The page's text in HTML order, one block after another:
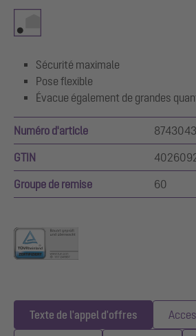
Sécurité maximale
Pose flexible
Évacue également de grandes
Numéro d'article 8743043
GTIN
Groupe de remise 60
Texte de l'appel d'offres